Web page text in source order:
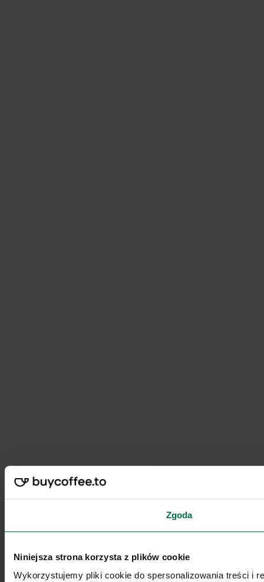
Zgoda
Niniejsza strona korzysta z plików cookie
Wykorzystujemy pliki cookie do spersonalizowania treści i